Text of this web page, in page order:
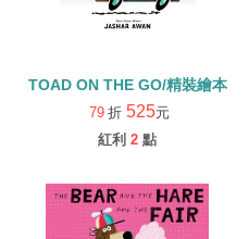
TOAD ON THE GO/精裝繪本
79 折 525元
紅利 2 點